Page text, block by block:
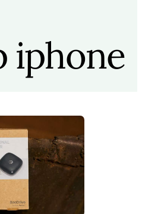
iphone